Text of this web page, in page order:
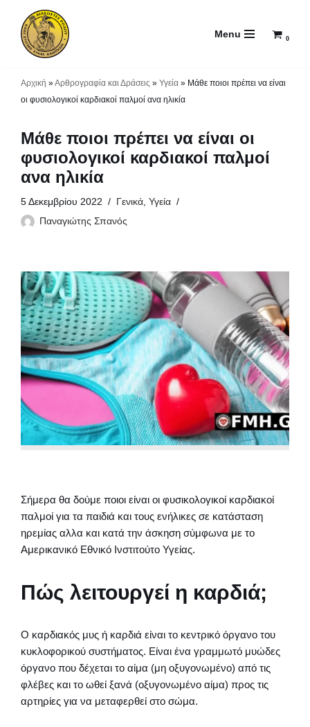
Μεταπηδήστε
Menu 0
Αρχική »Αρθρογραφία και Δράσεις » Υγεία » Μάθε ποιοι πρέπει να είναι
οι φυσιολογικοί καρδιακοί παλμοί ανα ηλικία
Μάθε ποιοι πρέπει να είναι οι
φυσιολογικοί καρδιακοί παλμοί
ανα ηλικία
5 Δεκεμβρίου 2022 Γενικά, Υγεία
Παναγιώτης Σπανός
Σήμερα θα δούμε ποιοι είναι οι φυσικολογικοί καρδιακοί
παλμοί για τα παιδιά και τους ενήλικες σε κατάσταση
ηρεμίας αλλα και κατά την άσκηση σύμφωνα με το
Αμερικανικό Εθνικό Ινστιτούτο Υγείας.
Πώς λειτουργεί η καρδιά;
Ο καρδιακός μυς ή καρδιά είναι το κεντρικό όργανο του
κυκλοφορικού συστήματος. Είναι ένα γραμμωτό μυώδες
όργανο που δέχεται το αίμα (μη οξυγονωμένο) από τις
φλέβες και το ωθεί ξανά (οξυγονωμένο αίμα) προς τις
αρτηρίες για να μεταφερθεί στο σώμα.